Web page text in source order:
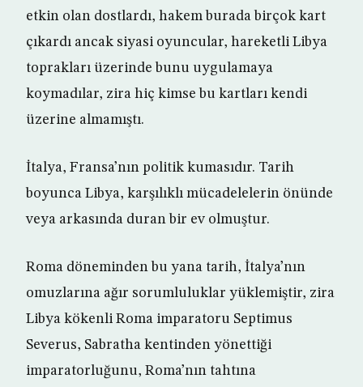
etkin olan dostlardı, hakem burada birçok kart
çıkardı ancak siyasi oyuncular, hareketli Libya
toprakları üzerinde bunu uygulamaya
koymadılar, zira hiç kimse bu kartları kendi
üzerine almamıştı.
İtalya, Fransa’nın politik kumasıdır. Tarih
boyunca Libya, karşılıklı mücadelelerin önünde
veya arkasında duran bir ev olmuştur.
Roma döneminden bu yana tarih, İtalya’nın
omuzlarına ağır sorumluluklar yüklemiştir, zira
Libya kökenli Roma imparatoru Septimus
Severus, Sabratha kentinden yönettiği
imparatorluğunu, Roma’nın tahtına